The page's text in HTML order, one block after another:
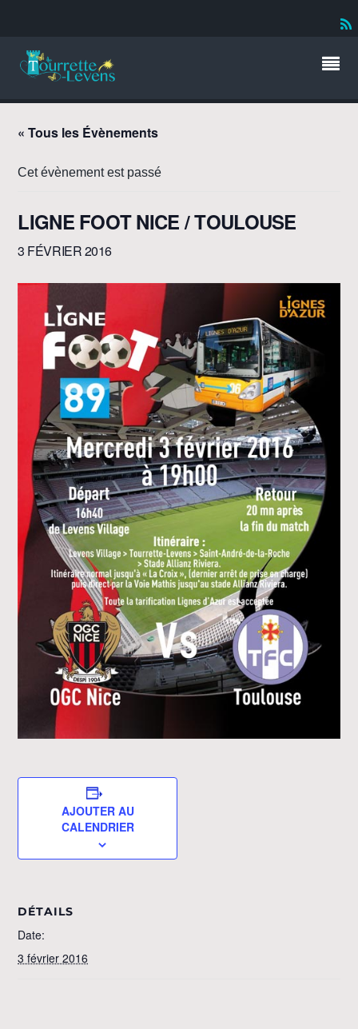
« Tous les Évènements
Cet évènement est passé
LIGNE FOOT NICE / TOULOUSE
3 FÉVRIER 2016
AJOUTER AU
CALENDRIER
DÉTAILS
Date:
3 février 2016